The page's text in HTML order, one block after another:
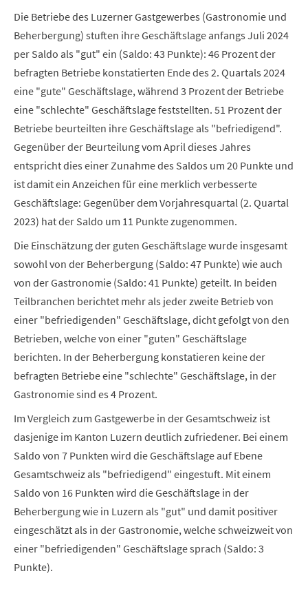
Die Betriebe des Luzerner Gastgewerbes (Gastronomie und
Beherbergung) stuften ihre Geschäftslage anfangs Juli 2024
per Saldo als "gut" ein (Saldo: 43 Punkte): 46 Prozent der
befragten Betriebe konstatierten Ende des 2. Quartals 2024
eine "gute" Geschäftslage, während 3 Prozent der Betriebe
eine "schlechte" Geschäftslage feststellten. 51 Prozent der
Betriebe beurteilten ihre Geschäftslage als "befriedigend".
Gegenüber der Beurteilung vom April dieses Jahres
entspricht dies einer Zunahme des Saldos um 20 Punkte und
ist damit ein Anzeichen für eine merklich verbesserte
Geschäftslage: Gegenüber dem Vorjahresquartal (2. Quartal
2023) hat der Saldo um 11 Punkte zugenommen.
Die Einschätzung der guten Geschäftslage wurde insgesamt
sowohl von der Beherbergung (Saldo: 47 Punkte) wie auch
von der Gastronomie (Saldo: 41 Punkte) geteilt. In beiden
Teilbranchen berichtet mehr als jeder zweite Betrieb von
einer "befriedigenden" Geschäftslage, dicht gefolgt von den
Betrieben, welche von einer "guten" Geschäftslage
berichten. In der Beherbergung konstatieren keine der
befragten Betriebe eine "schlechte" Geschäftslage, in der
Gastronomie sind es 4 Prozent.
Im Vergleich zum Gastgewerbe in der Gesamtschweiz ist
dasjenige im Kanton Luzern deutlich zufriedener. Bei einem
Saldo von 7 Punkten wird die Geschäftslage auf Ebene
Gesamtschweiz als "befriedigend" eingestuft. Mit einem
Saldo von 16 Punkten wird die Geschäftslage in der
Beherbergung wie in Luzern als "gut" und damit positiver
eingeschätzt als in der Gastronomie, welche schweizweit von
einer "befriedigenden" Geschäftslage sprach (Saldo: 3
Punkte).